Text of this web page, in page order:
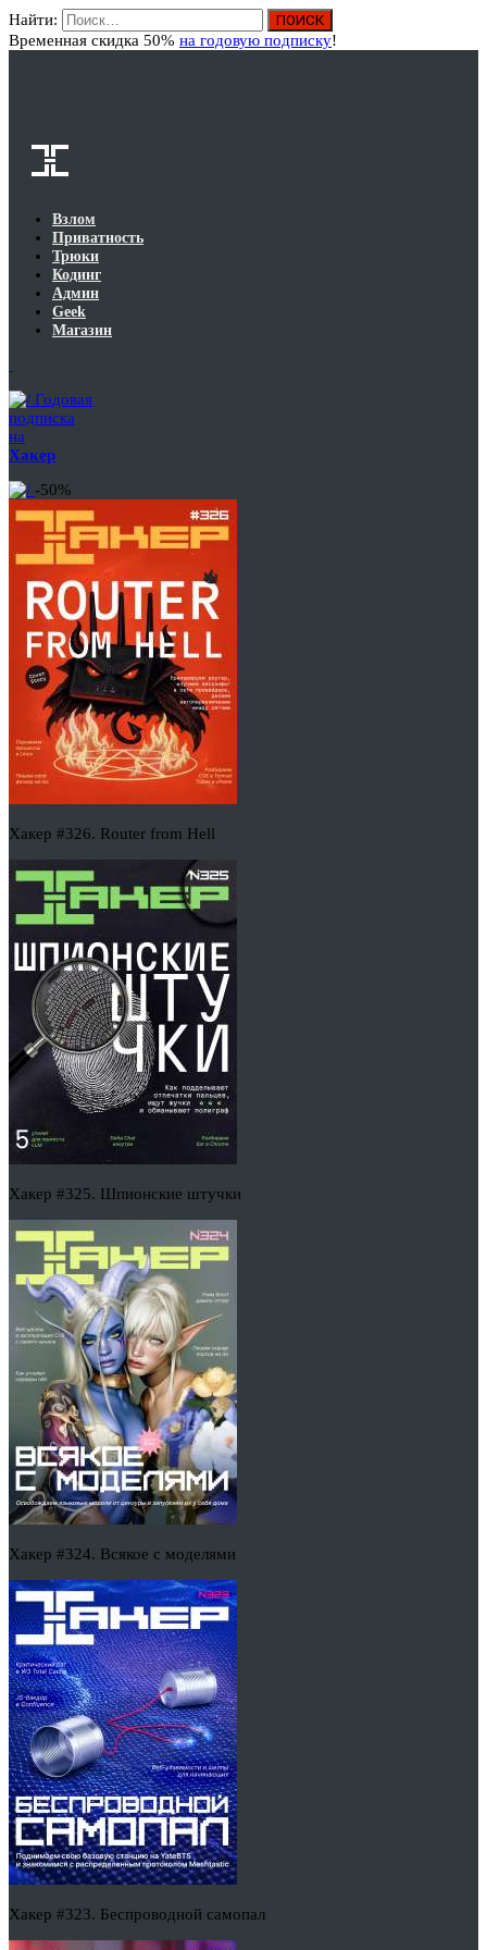
Найти:
Временная скидка 50% на годовую подписку!
Взлом
Приватность
Трюки
Кодинг
Админ
Geek
Магазин
Годовая
подписка
на
Хакер
-50%
Хакер #326. Router from Hell
Хакер #325. Шпионские штучки
Хакер #324. Всякое с моделями
Хакер #323. Беспроводной самопал